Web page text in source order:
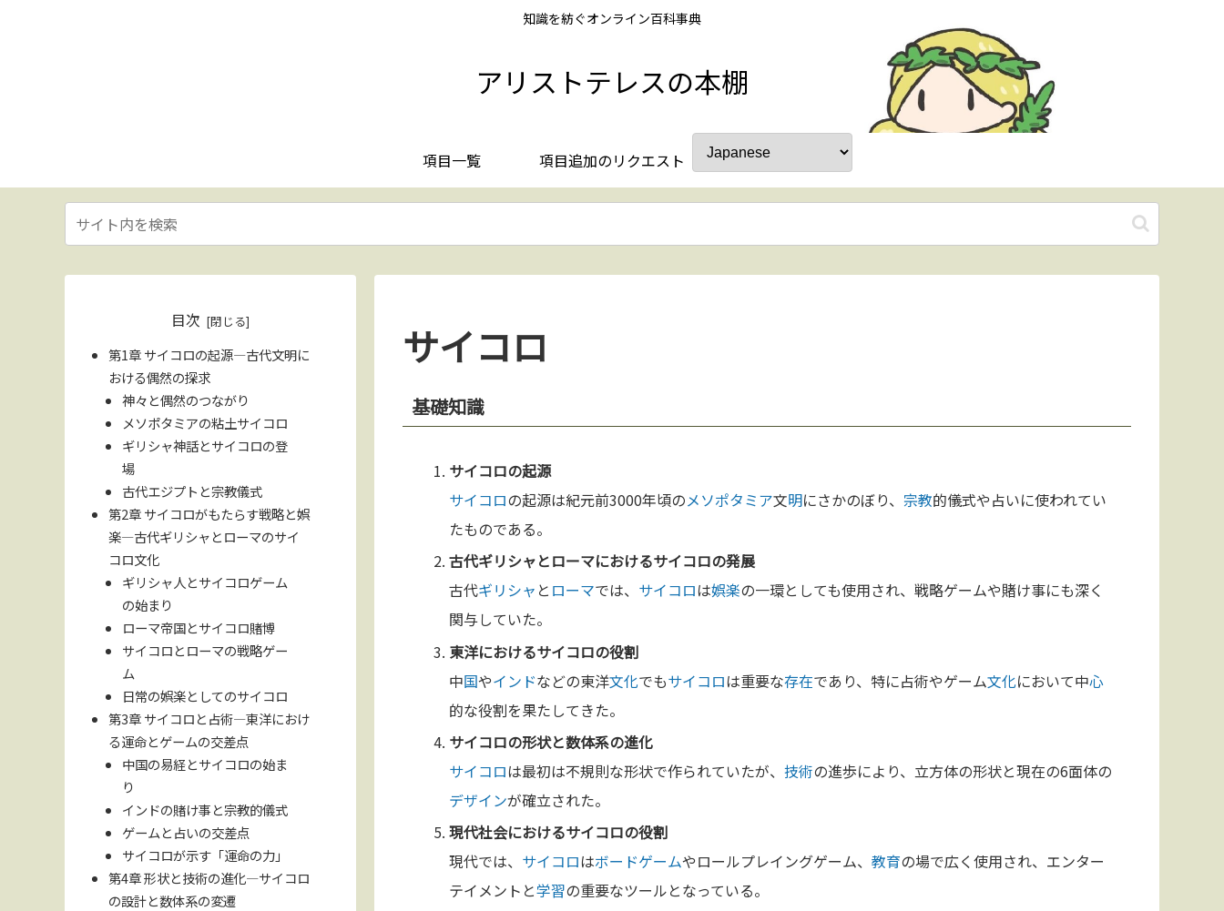
知識を紡ぐオンライン百科事典
アリストテレスの本棚
項目一覧 項目追加のリクエスト
サイコロ
基礎知識
サイコロの起源
サイコロの起源は紀元前3000年頃のメソポタミア文明にさかのぼり、 宗教的儀式や占いに使われてい
たものである。
古代ギリシャとローマにおけるサイコロの発展
古代ギリシャ と ローマでは、 サイコロは娯楽の一環としても使用され、戦略ゲームや賭け事にも深く
関与していた。
東洋におけるサイコロの役割
中国やインドなどの東洋文化でもサイコロは重要な存在であり、特に占術やゲーム文化において中心
的な役割を果たしてきた。
サイコロの形状と数体系の進化
サイコロは最初は不規則な形状で作られていたが、技術の進歩により、立方体の形状と現在の6面体の
デザインが確立された。
現代社会におけるサイコロの役割
現代では、 サイコロはボードゲームやロールプレイングゲーム、教育の場で広く使用され、エンター
テイメントと学習の重要なツールとなっている。
目次
第1章 サイコロの起源—古代文明に
おける偶然の探求
神々と偶然のつながり
メソポタミアの粘土サイコロ
ギリシャ神話とサイコロの登
場
古代エジプトと宗教儀式
第2章 サイコロがもたらす戦略と娯
楽—古代ギリシャとローマのサイ
コロ文化
ギリシャ人とサイコロゲーム
の始まり
ローマ帝国とサイコロ賭博
サイコロとローマの戦略ゲー
ム
日常の娯楽としてのサイコロ
第3章 サイコロと占術—東洋におけ
る運命とゲームの交差点
中国の易経とサイコロの始ま
り
インドの賭け事と宗教的儀式
ゲームと占いの交差点
サイコロが示す「運命の力」
第4章 形状と技術の進化—サイコロ
の設計と数体系の変遷